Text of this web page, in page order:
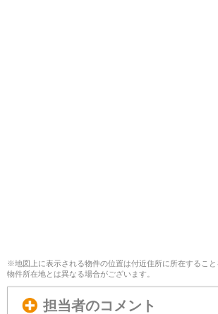
※地図上に表示される物件の位置は付近住所に所在するこ
物件所在地とは異なる場合がございます。
担当者のコメント